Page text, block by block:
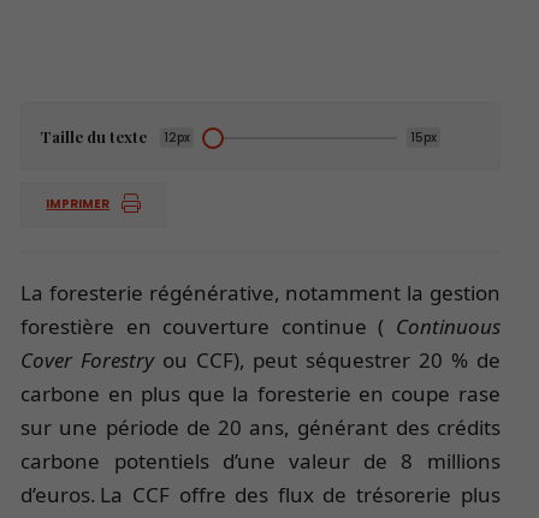
Taille du texte 12px 15px
IMPRIMER
La foresterie régénérative, notamment la gestion
forestière en couverture continue ( Continuous
Cover Forestry ou CCF), peut séquestrer 20 % de
carbone en plus que la foresterie en coupe rase
sur une période de 20 ans, générant des crédits
carbone potentiels d’une valeur de 8 millions
d’euros. La CCF offre des flux de trésorerie plus